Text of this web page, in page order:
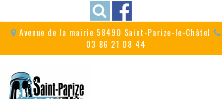
Avenue de la mairie 58490 Saint-Parize-le-Châtel
03 86 21 08 44